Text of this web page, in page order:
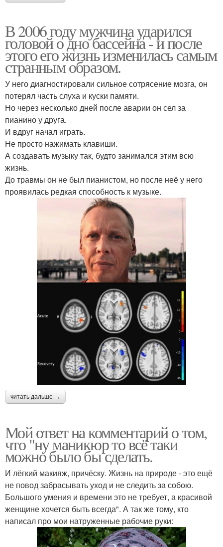
В 2006 году мужчина ударился
головой о дно бассейна - и после
этого его жизнь изменилась самым
странным образом.
У него диагностировали сильное сотрясение мозга, он
потерял часть слуха и куски памяти.
Но через несколько дней после аварии он сел за
пианино у друга.
И вдруг начал играть.
Не просто нажимать клавиши.
А создавать музыку так, будто занимался этим всю
жизнь.
До травмы он не был пианистом, но после неё у него
проявилась редкая способность к музыке.
читать дальше →
Мой ответ на комментарий о том,
что "ну маникюр то всё таки
можно было бы сделать.
И лёгкий макияж, причёску. Жизнь на природе - это ещё
не повод забрасывать уход и не следить за собою.
Большого умения и времени это не требует, а красивой
женщине хочется быть всегда". А так же тому, кто
написал про мои натруженные рабочие руки: